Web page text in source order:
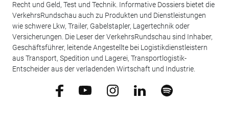
Recht und Geld, Test und Technik. Informative Dossiers bietet die
VerkehrsRundschau auch zu Produkten und Dienstleistungen
wie schwere Lkw, Trailer, Gabelstapler, Lagertechnik oder
Versicherungen. Die Leser der VerkehrsRundschau sind Inhaber,
Geschäftsführer, leitende Angestellte bei Logistikdienstleistern
aus Transport, Spedition und Lagerei, Transportlogistik-
Entscheider aus der verladenden Wirtschaft und Industrie.